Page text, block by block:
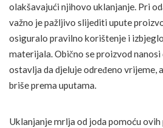
olakšavajući njihovo uklanjanje. Pri
važno je pažljivo slijediti upute
osiguralo pravilno korištenje i
materijala. Obično se proizvod
ostavlja da djeluje određeno vrijeme,
briše prema uputama.
Uklanjanje mrlja od joda pomoću